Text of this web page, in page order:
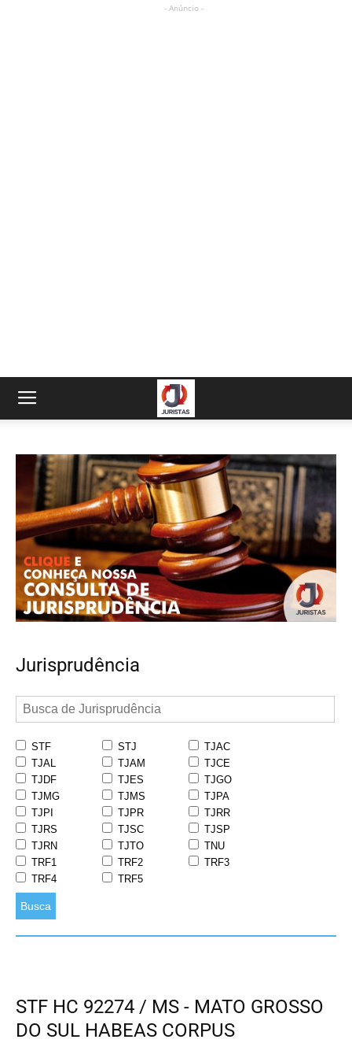
- Anúncio -
Jurisprudência
STF STJ
TJAC
TJAL
TJAM
TJCE
TJDF
TJES
TJGO
TJMG
TJMS
TJPA
TJPI
TJPR
TJRR
TJRS
TJSC
TJSP
TJRN
TJTO
TNU
TRF1
TRF2
TRF3
TRF4
TRF5
Busca
STF HC 92274 / MS - MATO GROSSO
DO SUL HABEAS CORPUS